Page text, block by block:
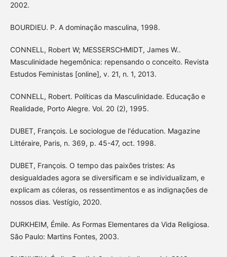
2002.
BOURDIEU. P. A dominação masculina, 1998.
CONNELL, Robert W; MESSERSCHMIDT, James W..
Masculinidade hegemônica: repensando o conceito. Revista
Estudos Feministas [online], v. 21, n. 1, 2013.
CONNELL, Robert. Políticas da Masculinidade. Educação e
Realidade, Porto Alegre. Vol. 20 (2), 1995.
DUBET, François. Le sociologue de l'éducation. Magazine
Littéraire, Paris, n. 369, p. 45-47, oct. 1998.
DUBET, François. O tempo das paixões tristes: As
desigualdades agora se diversificam e se individualizam, e
explicam as cóleras, os ressentimentos e as indignações de
nossos dias. Vestígio, 2020.
DURKHEIM, Émile. As Formas Elementares da Vida Religiosa.
São Paulo: Martins Fontes, 2003.